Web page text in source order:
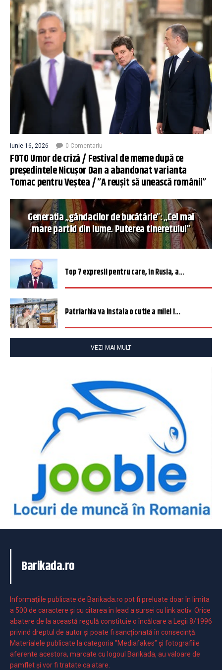
iunie 16, 2026 0 Comentariu
FOTO Umor de criză / Festival de meme după ce
președintele Nicușor Dan a abandonat varianta
Tomac pentru Veștea / ”A reușit să unească românii”
Generația „gândacilor de bucătărie”: „Cel mai
mare partid din lume. Puterea tineretului”
Top 7 expresii pentru care, în Rusia, a...
Patriarhia va instala o cutie a milei î...
VEZI MAI MULT
Barikada.ro
Informaţiile publicate de Barikada.ro pot fi preluate doar în limita
a 500 de caractere şi cu citarea în lead a sursei cu link activ. Orice
abatere de la această regulă constituie o încălcare a Legii 8/1996
privind dreptul de autor și poate fi sancționată în consecință.
Materialele publicate la categoria ”Mediafakes” și fotografiile
aferente acestora, marcate cu logoul Barikada, au valoare de
pamflet și vor fi tratate ca atare.